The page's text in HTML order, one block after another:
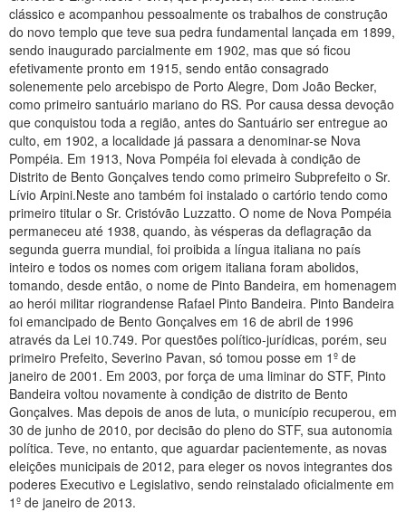
clássico e acompanhou pessoalmente os trabalhos de construção
do novo templo que teve sua pedra fundamental lançada em 1899,
sendo inaugurado parcialmente em 1902, mas que só ficou
efetivamente pronto em 1915, sendo então consagrado
solenemente pelo arcebispo de Porto Alegre, Dom João Becker,
como primeiro santuário mariano do RS. Por causa dessa devoção
que conquistou toda a região, antes do Santuário ser entregue ao
culto, em 1902, a localidade já passara a denominar-se Nova
Pompéia. Em 1913, Nova Pompéia foi elevada à condição de
Distrito de Bento Gonçalves tendo como primeiro Subprefeito o Sr.
Lívio Arpini.Neste ano também foi instalado o cartório tendo como
primeiro titular o Sr. Cristóvão Luzzatto. O nome de Nova Pompéia
permaneceu até 1938, quando, às vésperas da deflagração da
segunda guerra mundial, foi proibida a língua italiana no país
inteiro e todos os nomes com origem italiana foram abolidos,
tomando, desde então, o nome de Pinto Bandeira, em homenagem
ao herói militar riograndense Rafael Pinto Bandeira. Pinto Bandeira
foi emancipado de Bento Gonçalves em 16 de abril de 1996
através da Lei 10.749. Por questões político-jurídicas, porém, seu
primeiro Prefeito, Severino Pavan, só tomou posse em 1º de
janeiro de 2001. Em 2003, por força de uma liminar do STF, Pinto
Bandeira voltou novamente à condição de distrito de Bento
Gonçalves. Mas depois de anos de luta, o município recuperou, em
30 de junho de 2010, por decisão do pleno do STF, sua autonomia
política. Teve, no entanto, que aguardar pacientemente, as novas
eleições municipais de 2012, para eleger os novos integrantes dos
poderes Executivo e Legislativo, sendo reinstalado oficialmente em
1º de janeiro de 2013.